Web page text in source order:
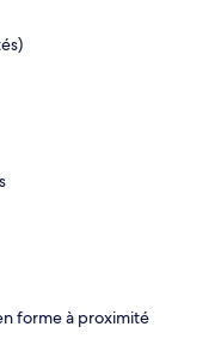
forme à proximité